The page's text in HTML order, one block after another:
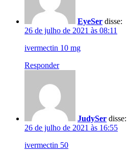
EyeSer disse:
26 de julho de 2021 às 08:11
ivermectin 10 mg
Responder
JudySer disse:
26 de julho de 2021 às 16:55
ivermectin 50